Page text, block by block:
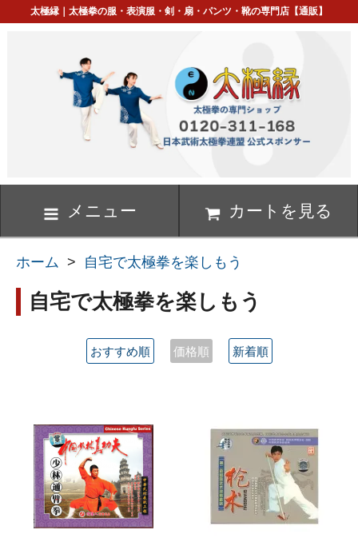
太極縁｜太極拳の服・表演服・剣・扇・パンツ・靴の専門店【通販】
メニュー カートを見る
ホーム > 自宅で太極拳を楽しもう
自宅で太極拳を楽しもう
おすすめ順 価格順 新着順